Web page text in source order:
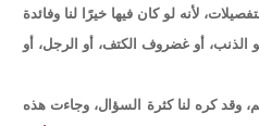
لأنه لو كان فيها خيرًا لنا وفائدة
الذنب، أو غضروف الكتف، أو الرجل، أو
وقد كره لنا كثرة السؤال، وجاءت هذه